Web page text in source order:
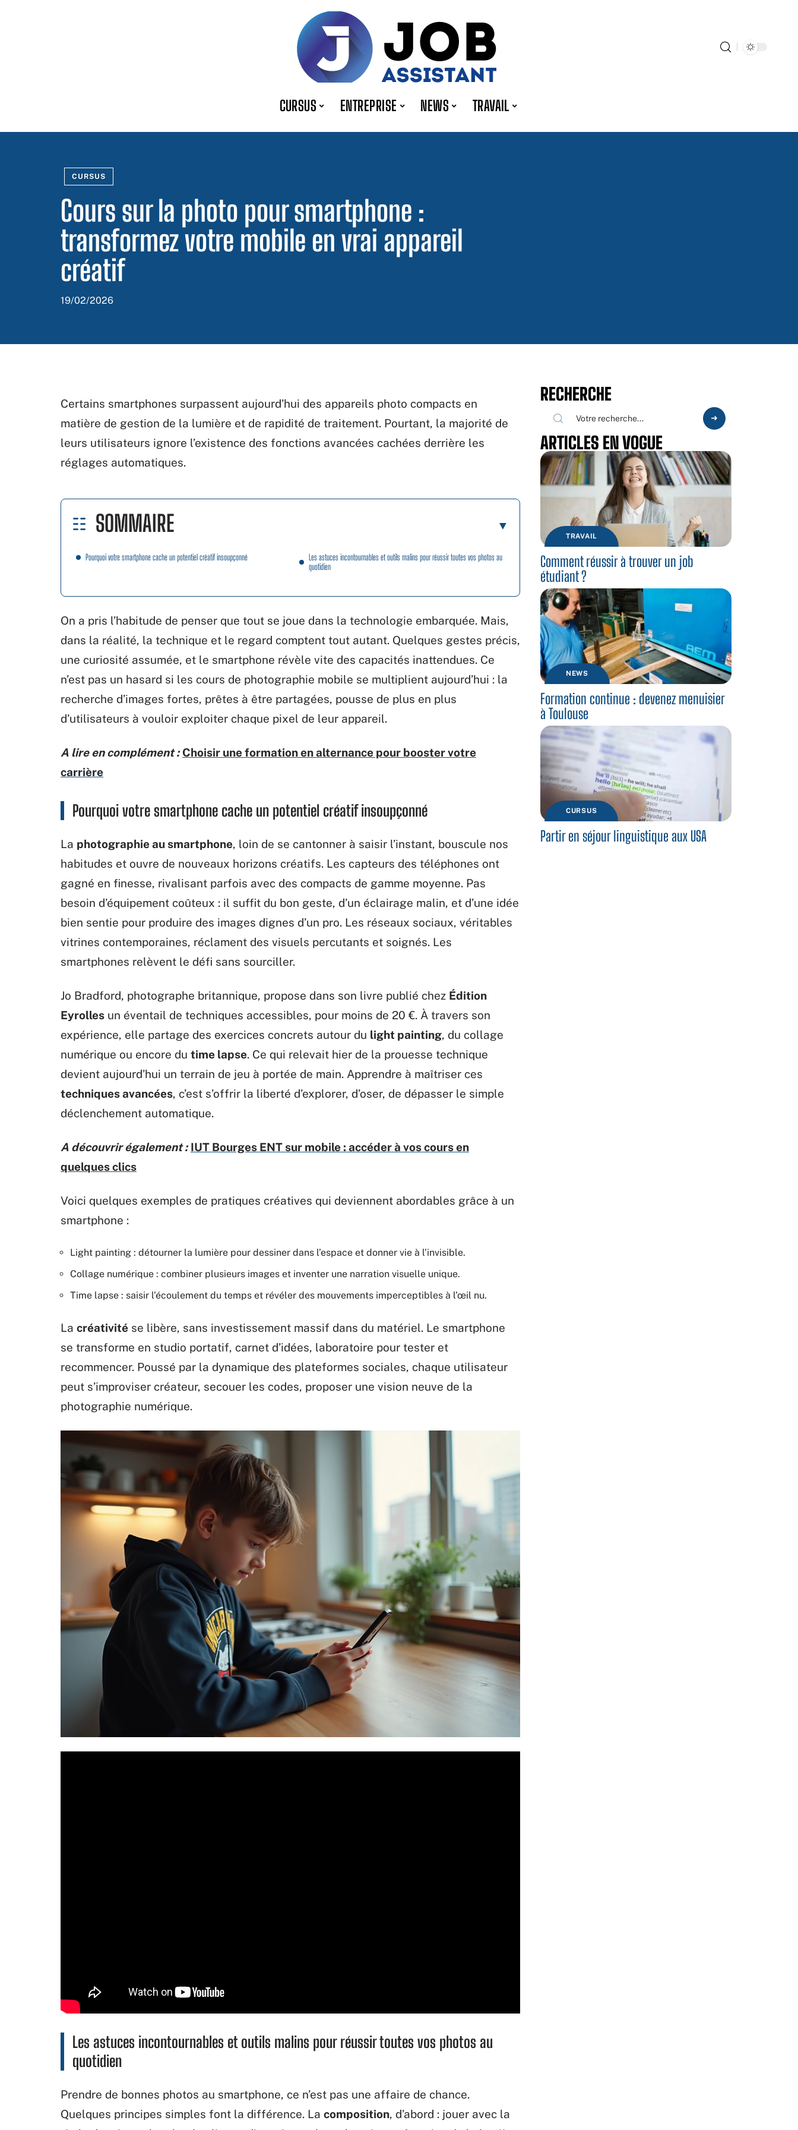
CURSUS ENTREPRISE NEWS TRAVAIL
CURSUS
Cours sur la photo pour smartphone :
transformez votre mobile en vrai appareil
créatif
19/02/2026
Certains smartphones surpassent aujourd’hui des appareils photo compacts en
matière de gestion de la lumière et de rapidité de traitement. Pourtant, la majorité de
leurs utilisateurs ignore l’existence des fonctions avancées cachées derrière les
réglages automatiques.
SOMMAIRE
Pourquoi votre smartphone cache un potentiel créatif insoupçonné
Les astuces incontournables et outils malins pour réussir toutes vos photos au
quotidien
On a pris l’habitude de penser que tout se joue dans la technologie embarquée. Mais,
dans la réalité, la technique et le regard comptent tout autant. Quelques gestes précis,
une curiosité assumée, et le smartphone révèle vite des capacités inattendues. Ce
n’est pas un hasard si les cours de photographie mobile se multiplient aujourd’hui : la
recherche d’images fortes, prêtes à être partagées, pousse de plus en plus
d’utilisateurs à vouloir exploiter chaque pixel de leur appareil.
A lire en complément : Choisir une formation en alternance pour booster votre
carrière
Pourquoi votre smartphone cache un potentiel créatif insoupçonné
La photographie au smartphone, loin de se cantonner à saisir l’instant, bouscule nos
habitudes et ouvre de nouveaux horizons créatifs. Les capteurs des téléphones ont
gagné en finesse, rivalisant parfois avec des compacts de gamme moyenne. Pas
besoin d’équipement coûteux : il suffit du bon geste, d’un éclairage malin, et d’une idée
bien sentie pour produire des images dignes d’un pro. Les réseaux sociaux, véritables
vitrines contemporaines, réclament des visuels percutants et soignés. Les
smartphones relèvent le défi sans sourciller.
Jo Bradford, photographe britannique, propose dans son livre publié chez Édition
Eyrolles un éventail de techniques accessibles, pour moins de 20 €. À travers son
expérience, elle partage des exercices concrets autour du light painting, du collage
numérique ou encore du time lapse. Ce qui relevait hier de la prouesse technique
devient aujourd’hui un terrain de jeu à portée de main. Apprendre à maîtriser ces
techniques avancées, c’est s’offrir la liberté d’explorer, d’oser, de dépasser le simple
déclenchement automatique.
A découvrir également : IUT Bourges ENT sur mobile : accéder à vos cours en
quelques clics
Voici quelques exemples de pratiques créatives qui deviennent abordables grâce à un
smartphone :
Light painting : détourner la lumière pour dessiner dans l’espace et donner vie à l’invisible.
Collage numérique : combiner plusieurs images et inventer une narration visuelle unique.
Time lapse : saisir l’écoulement du temps et révéler des mouvements imperceptibles à l’œil nu.
La créativité se libère, sans investissement massif dans du matériel. Le smartphone
se transforme en studio portatif, carnet d’idées, laboratoire pour tester et
recommencer. Poussé par la dynamique des plateformes sociales, chaque utilisateur
peut s’improviser créateur, secouer les codes, proposer une vision neuve de la
photographie numérique.
Les astuces incontournables et outils malins pour réussir toutes vos photos au
quotidien
Prendre de bonnes photos au smartphone, ce n’est pas une affaire de chance.
Quelques principes simples font la différence. La composition, d’abord : jouer avec la
RECHERCHE
ARTICLES EN VOGUE
TRAVAIL
Comment réussir à trouver un job
étudiant ?
NEWS
Formation continue : devenez menuisier
à Toulouse
CURSUS
Partir en séjour linguistique aux USA